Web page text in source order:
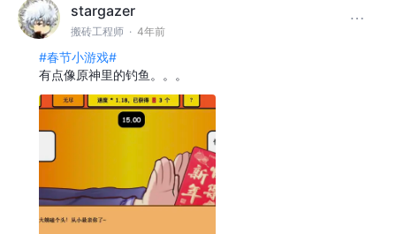
stargazer
搬砖工程师 · 4年前
#春节小游戏#
有点像原神里的钓鱼。。。